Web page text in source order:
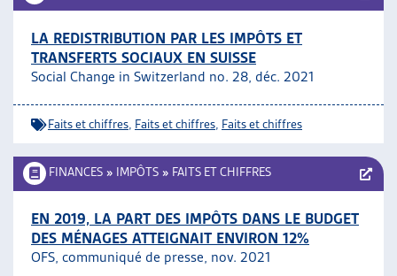
LA REDISTRIBUTION PAR LES IMPÔTS ET
TRANSFERTS SOCIAUX EN SUISSE
Social Change in Switzerland no. 28, déc. 2021
Faits et chiffres Faits et chiffres Faits et chiffres
FINANCES » IMPÔTS » FAITS ET CHIFFRES
EN 2019, LA PART DES IMPÔTS DANS LE BUDGET
DES MÉNAGES ATTEIGNAIT ENVIRON 12%
OFS, communiqué de presse, nov. 2021